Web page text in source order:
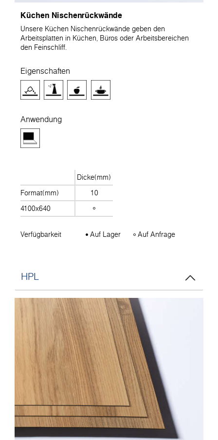
Küchen Nischenrückwände
Unsere Küchen Nischenrückwände geben den
Arbeitsplatten in Küchen, Büros oder Arbeitsbereichen
den Feinschliff.
Eigenschaften
Anwendung
Dicke(mm)
Format(mm)
10
4100x640
Verfügbarkeit Auf Lager Auf Anfrage
HPL